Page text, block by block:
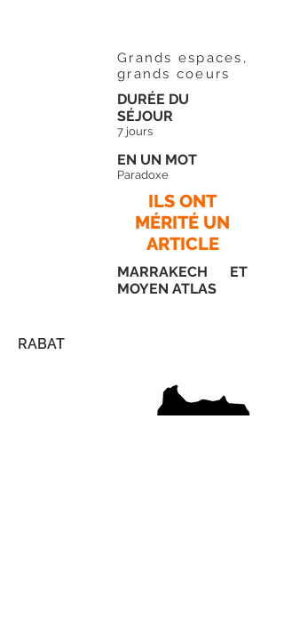
RABAT
Grands espaces,
grands coeurs
DURÉE DU
SÉJOUR
7 jours
EN UN MOT
Paradoxe
ILS ONT
MÉRITÉ UN
ARTICLE
MARRAKECH ET
MOYEN ATLAS